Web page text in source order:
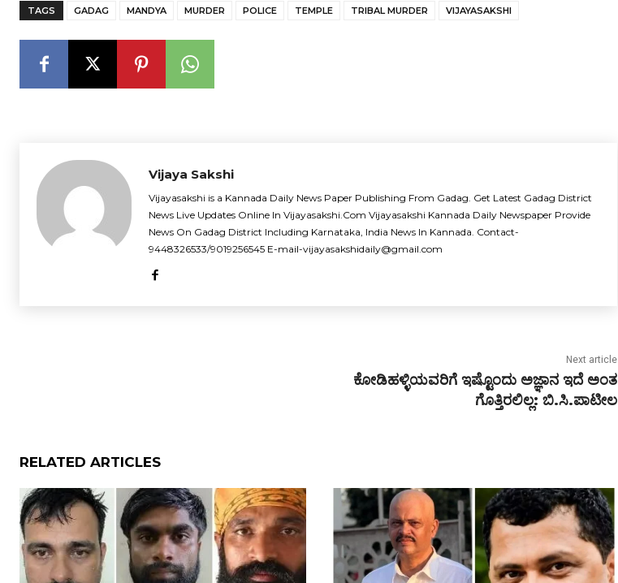
TAGS GADAG MANDYA MURDER POLICE TEMPLE TRIBAL MURDER VIJAYASAKSHI
Vijaya Sakshi
Vijayasakshi is a Kannada Daily News Paper Publishing From Gadag. Get Latest Gadag District
News Live Updates Online In Vijayasakshi.Com Vijayasakshi Kannada Daily Newspaper Provide
News On Gadag District Including Karnataka, India News In Kannada. Contact-
9448326533/9019256545 E-mail-vijayasakshidaily@gmail.com
Next article
ಕೋಡಿಹಳ್ಳಿಯವರಿಗೆ ಇಷ್ಟೊಂದು ಅಜ್ಞಾನ ಇದೆ ಅಂತ
ಗೊತ್ತಿರಲಿಲ್ಲ: ಬಿ.ಸಿ.ಪಾಟೀಲ
RELATED ARTICLES